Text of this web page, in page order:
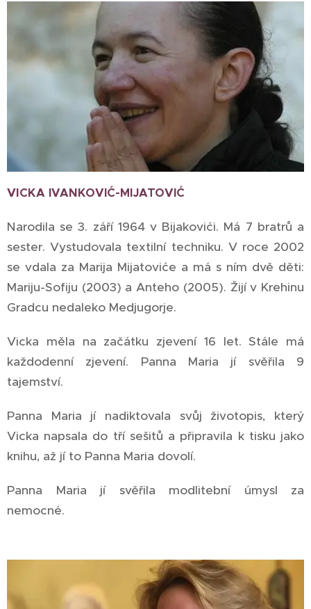
VICKA IVANKOVIĆ-MIJATOVIĆ
Narodila se 3. září 1964 v Bijakovići. Má 7 bratrů a
sester. Vystudovala textilní techniku. V roce 2002
se vdala za Marija Mijatoviće a má s ním dvě děti:
Mariju-Sofiju (2003) a Anteho (2005). Žijí v Krehinu
Gradcu nedaleko Medjugorje.
Vicka měla na začátku zjevení 16 let. Stále má
každodenní zjevení. Panna Maria jí svěřila 9
tajemství.
Panna Maria jí nadiktovala svůj životopis, který
Vicka napsala do tří sešitů a připravila k tisku jako
knihu, až jí to Panna Maria dovolí.
Panna Maria jí svěřila modlitební úmysl za
nemocné.